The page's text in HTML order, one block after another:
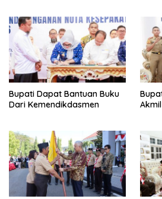
Bupati Dapat Bantuan Buku
Dari Kemendikdasmen